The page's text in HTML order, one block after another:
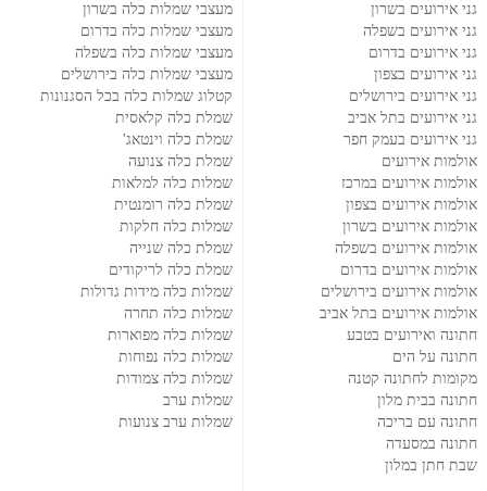
גני אירועים בשרון
גני אירועים בשפלה
גני אירועים בדרום
גני אירועים בצפון
גני אירועים בירושלים
גני אירועים בתל אביב
גני אירועים בעמק חפר
אולמות אירועים
אולמות אירועים במרכז
אולמות אירועים בצפון
אולמות אירועים בשרון
אולמות אירועים בשפלה
אולמות אירועים בדרום
אולמות אירועים בירושלים
אולמות אירועים בתל אביב
חתונה ואירועים בטבע
חתונה על הים
מקומות לחתונה קטנה
חתונה בבית מלון
חתונה עם בריכה
חתונה במסעדה
שבת חתן במלון
מעצבי שמלות כלה בשרון
מעצבי שמלות כלה בדרום
מעצבי שמלות כלה בשפלה
מעצבי שמלות כלה בירושלים
קטלוג שמלות כלה בכל הסגנונות
שמלת כלה קלאסית
שמלת כלה וינטאג'
שמלת כלה צנועה
שמלות כלה למלאות
שמלת כלה רומנטית
שמלות כלה חלקות
שמלת כלה שנייה
שמלת כלה לריקודים
שמלות כלה מידות גדולות
שמלות כלה תחרה
שמלות כלה מפוארות
שמלות כלה נפוחות
שמלות כלה צמודות
שמלות ערב
שמלות ערב צנועות